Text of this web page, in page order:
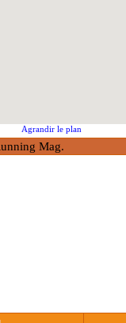
Agrandir le plan
Mag.